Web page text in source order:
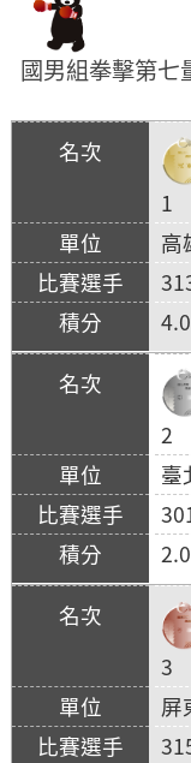
國男組拳擊第七
1
高
4.0
2
臺
2.0
3
屏